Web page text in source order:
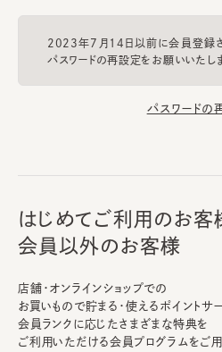
2023年7月14日以前に会員登録
パスワードの再設定をお願いいたし
パスワードの
はじめてご利用のお客
会員以外のお客様
店舗・オンラインショップでの
お買いもので貯まる・使えるポイントサー
会員ランクに応じたさまざまな特典を
ご利用いただける会員プログラムをご用